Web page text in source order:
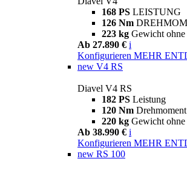
168 PS LEISTUNG
126 Nm
223 kg Gewicht
Ab 27.890 € i
Konfigurieren MEHR
new V4 RS
Diavel V4 RS
182 PS Leistung
120 Nm Drehmoment
220 kg Gewicht
Ab 38.990 € i
Konfigurieren MEHR
new RS 100